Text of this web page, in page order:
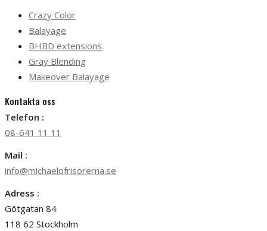
Crazy Color
Balayage
BHBD extensions
Gray Blending
Makeover Balayage
Kontakta oss
Telefon :
08-641 11 11
Mail :
info@michaelofrisorerna.se
Adress :
Götgatan 84
118 62 Stockholm